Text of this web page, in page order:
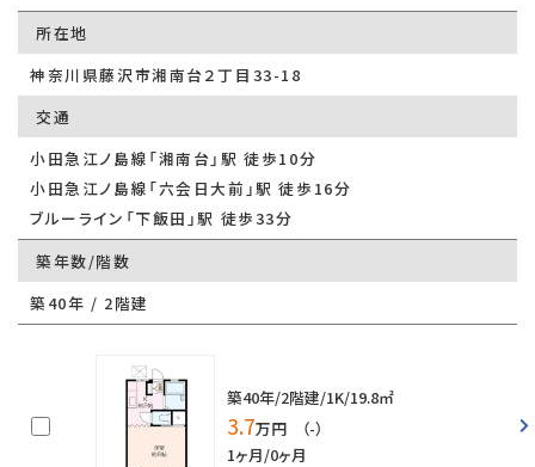
所在地
神奈川県藤沢市湘南台２丁目33-18
交通
小田急江ノ島線「湘南台」駅 徒歩10分
小田急江ノ島線「六会日大前」駅 徒歩16分
ブルーライン「下飯田」駅 徒歩33分
築年数/階数
築40年 / 2階建
築40年/2階建/1K/19.8㎡
3.7万円 （-）
1ヶ月/0ヶ月